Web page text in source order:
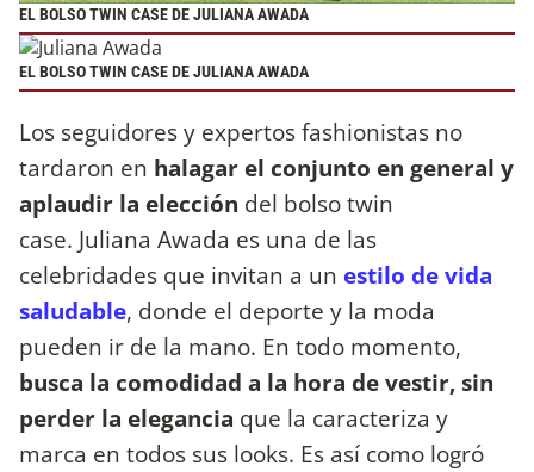
EL BOLSO TWIN CASE DE JULIANA AWADA
EL BOLSO TWIN CASE DE JULIANA AWADA
Los seguidores y expertos fashionistas no
tardaron en halagar el conjunto en general y
aplaudir la elección del bolso twin
case. Juliana Awada es una de las
celebridades que invitan a un estilo de vida
saludable, donde el deporte y la moda
pueden ir de la mano. En todo momento,
busca la comodidad a la hora de vestir, sin
perder la elegancia que la caracteriza y
marca en todos sus looks. Es así como logró